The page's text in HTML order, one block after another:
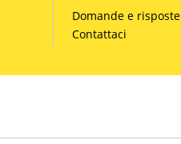
Domande e risposte
Contattaci